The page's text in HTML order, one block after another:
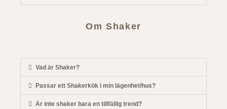
Om Shaker
Vad är Shaker?
Passar ett Shakerkök i min lägenhet/hus?
Är inte shaker bara en tillfällig trend?